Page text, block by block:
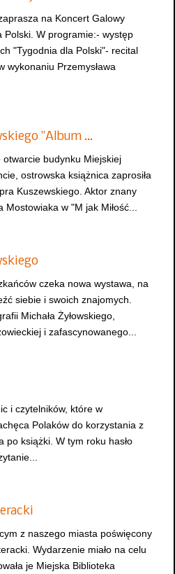
na Koncert Galowy
Polski. W programie:- występ
"Tygodnia dla Polski"- recital
wykonaniu Przemysława
"Album …
otwarcie budynku Miejskiej
ostrowska książnica zaprosiła
Kuszewskiego. Aktor znany
w "M jak Miłość...
czeka nowa wystawa, na
siebie i swoich znajomych.
Michała Żyłowskiego,
i zafascynowanego...
i czytelników, które w
Polaków do korzystania z
po książki. W tym roku hasło
z naszego miasta poświęcony
Wydarzenie miało na celu
je Miejska Biblioteka